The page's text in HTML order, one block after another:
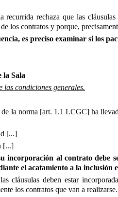
recurrida rechaza que las
de los contratos y porque,
es preciso examinar si los
la Sala
las condiciones generales.
la norma [art. 1.1 LCGC] ha
[...]
[...]
incorporación al contrato debe
el acatamiento a la inclusión
cláusulas deben estar
los contratos que van a realizarse.